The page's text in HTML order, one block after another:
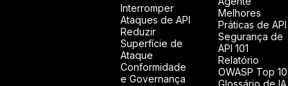
Interromper
Ataques de API
Reduzir
Superfície de
Ataque
Conformidade
e Governança
Melhores
Práticas de API
Segurança de
API 101
Relatório
OWASP Top 10
Glossário de IA